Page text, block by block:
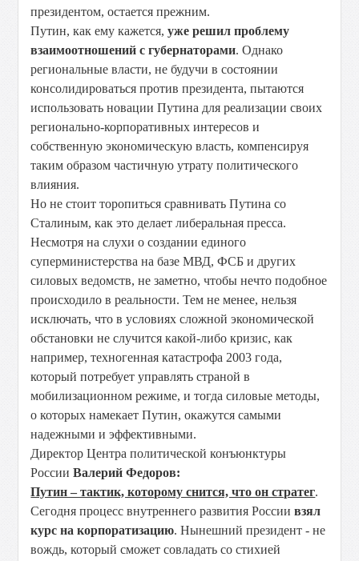
президентом, остается прежним.
Путин, как ему кажется,уже решил проблему
взаимоотношений с губернаторами. Однако
региональные власти, не будучи в состоянии
консолидироваться против президента, пытаются
использовать новации Путина для реализации своих
регионально-корпоративных интересов и
собственную экономическую власть, компенсируя
таким образом частичную утрату политического
влияния.
Но не стоит торопиться сравнивать Путина со
Сталиным, как это делает либеральная пресса.
Несмотря на слухи о создании единого
суперминистерства на базе МВД, ФСБ и других
силовых ведомств, не заметно, чтобы нечто подобное
происходило в реальности. Тем не менее, нельзя
исключать, что в условиях сложной экономической
обстановки не случится какой-либо кризис, как
например, техногенная катастрофа 2003 года,
который потребует управлять страной в
мобилизационном режиме, и тогда силовые методы,
о которых намекает Путин, окажутся самыми
надежными и эффективными.
Директор Центра политической конъюнктуры
РоссииВалерий Федоров:
Путин – тактик, которому снится, что он стратег.
Сегодня процесс внутреннего развития Россиивзял
курс на корпоратизацию. Нынешний президент - не
вождь, который сможет совладать со стихией